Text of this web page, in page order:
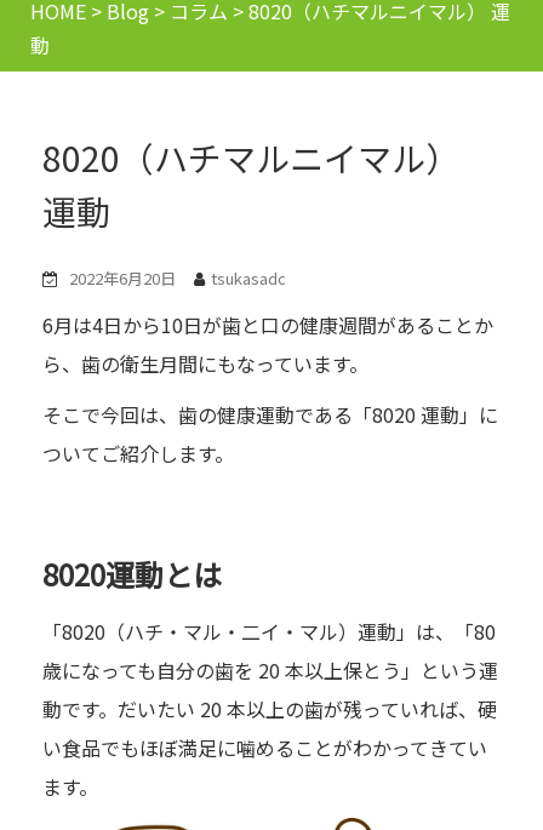
HOME > Blog > コラム >8020（ハチマルニイマル） 運
動
8020（ハチマルニイマル）
運動
2022年6月20日 tsukasadc
6月は4日から10日が歯と口の健康週間があることか
ら、歯の衛生月間にもなっています。
そこで今回は、歯の健康運動である「8020 運動」に
ついてご紹介します。
8020運動とは
「8020（ハチ・マル・二イ・マル）運動」は、「80
歳になっても自分の歯を 20 本以上保とう」という運
動です。だいたい 20 本以上の歯が残っていれば、硬
い食品でもほぼ満足に噛めることがわかってきてい
ます。